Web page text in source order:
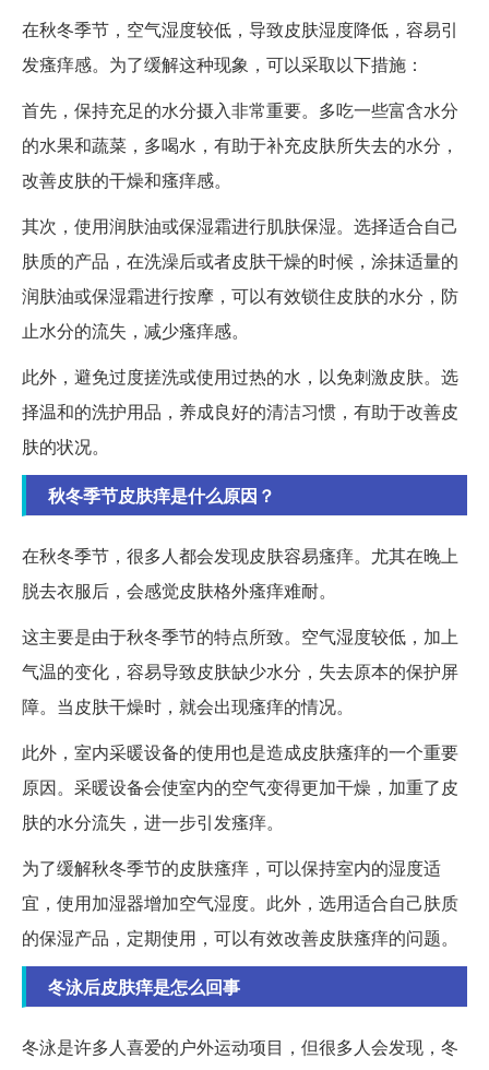
在秋冬季节，空气湿度较低，导致皮肤湿度降低，容易引
发瘙痒感。为了缓解这种现象，可以采取以下措施：
首先，保持充足的水分摄入非常重要。多吃一些富含水分
的水果和蔬菜，多喝水，有助于补充皮肤所失去的水分，
改善皮肤的干燥和瘙痒感。
其次，使用润肤油或保湿霜进行肌肤保湿。选择适合自己
肤质的产品，在洗澡后或者皮肤干燥的时候，涂抹适量的
润肤油或保湿霜进行按摩，可以有效锁住皮肤的水分，防
止水分的流失，减少瘙痒感。
此外，避免过度搓洗或使用过热的水，以免刺激皮肤。选
择温和的洗护用品，养成良好的清洁习惯，有助于改善皮
肤的状况。
秋冬季节皮肤痒是什么原因？
在秋冬季节，很多人都会发现皮肤容易瘙痒。尤其在晚上
脱去衣服后，会感觉皮肤格外瘙痒难耐。
这主要是由于秋冬季节的特点所致。空气湿度较低，加上
气温的变化，容易导致皮肤缺少水分，失去原本的保护屏
障。当皮肤干燥时，就会出现瘙痒的情况。
此外，室内采暖设备的使用也是造成皮肤瘙痒的一个重要
原因。采暖设备会使室内的空气变得更加干燥，加重了皮
肤的水分流失，进一步引发瘙痒。
为了缓解秋冬季节的皮肤瘙痒，可以保持室内的湿度适
宜，使用加湿器增加空气湿度。此外，选用适合自己肤质
的保湿产品，定期使用，可以有效改善皮肤瘙痒的问题。
冬泳后皮肤痒是怎么回事
冬泳是许多人喜爱的户外运动项目，但很多人会发现，冬